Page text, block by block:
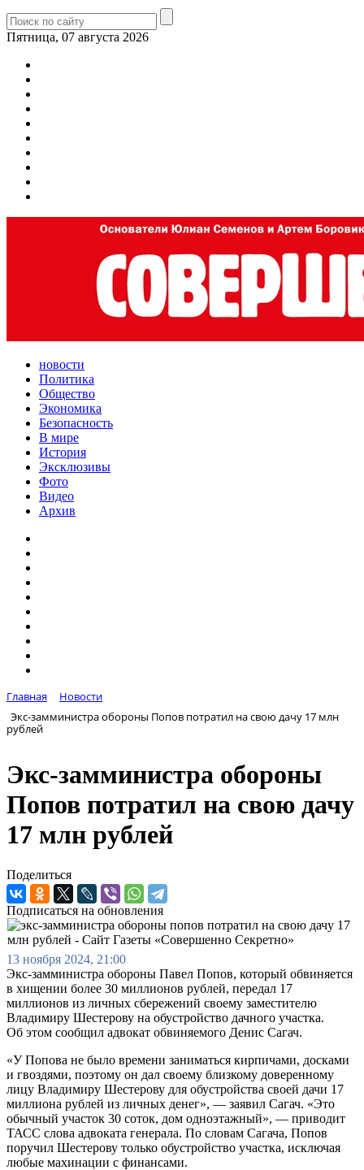
Пятница, 07 августа 2026
новости
Политика
Общество
Экономика
Безопасность
В мире
История
Эксклюзивы
Фото
Видео
Архив
Главная
Новости
Экс-замминистра обороны Попов потратил на свою дачу 17 млн
рублей
Экс-замминистра обороны
Попов потратил на свою дачу
17 млн рублей
Поделиться
Подписаться на обновления
13 ноября 2024, 21:00
Экс-замминистра обороны Павел Попов, который обвиняется
в хищении более 30 миллионов рублей, передал 17
миллионов из личных сбережений своему заместителю
Владимиру Шестерову на обустройство дачного участка.
Об этом сообщил адвокат обвиняемого Денис Сагач.
«У Попова не было времени заниматься кирпичами, досками
и гвоздями, поэтому он дал своему близкому доверенному
лицу Владимиру Шестерову для обустройства своей дачи 17
миллиона рублей из личных денег», — заявил Сагач. «Это
обычный участок 30 соток, дом одноэтажный», — приводит
ТАСС слова адвоката генерала. По словам Сагача, Попов
поручил Шестерову только обустройство участка, исключая
любые махинации с финансами.